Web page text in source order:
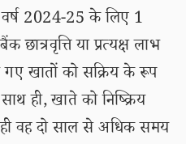
वर्ष 2024-25 के लिए 1
या प्रत्यक्ष लाभ
खातों को सक्रिय के रूप
ही, खाते को निष्क्रिय
वह दो साल से अधिक समय